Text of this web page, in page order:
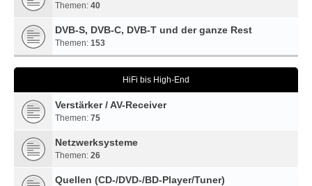
Themen: 40
DVB-S, DVB-C, DVB-T und der ganze Rest
Themen: 153
HiFi bis High-End
Verstärker / AV-Receiver
Themen: 75
Netzwerksysteme
Themen: 26
Quellen (CD-/DVD-/BD-Player/Tuner)